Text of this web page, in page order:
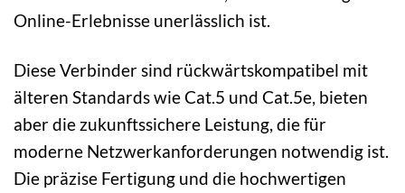
Online-Erlebnisse unerlässlich ist.
Diese Verbinder sind rückwärtskompatibel mit
älteren Standards wie Cat.5 und Cat.5e, bieten
aber die zukunftssichere Leistung, die für
moderne Netzwerkanforderungen notwendig ist.
Die präzise Fertigung und die hochwertigen